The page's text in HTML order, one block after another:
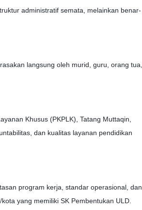
administratif semata, melainkan benar-
langsung oleh murid, guru, orang tua,
Khusus (PKPLK), Tatang Muttaqin,
dan kualitas layanan pendidikan
program kerja, standar operasional, dan
yang memiliki SK Pembentukan ULD.